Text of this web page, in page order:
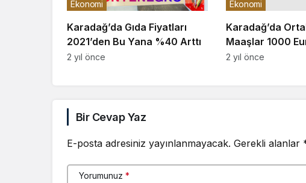
Karadağ’da Gıda Fiyatları
2021’den Bu Yana %40 Arttı
Ekonomi
2 yıl önce
Karadağ’da
Maaşlar 1000
Ekonomi
2 yıl önce
Bir Cevap Yaz
E-posta adresiniz yayınlanmayacak. Gerekli alanlar
Yorumunuz *